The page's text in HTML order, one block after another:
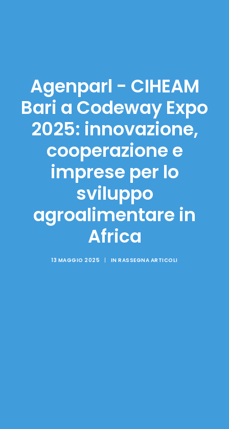
Agenparl - CIHEAM
Bari a Codeway Expo
2025: innovazione,
cooperazione e
imprese per lo
sviluppo
agroalimentare in
Africa
13 MAGGIO 2025 | INRASSEGNA ARTICOLI